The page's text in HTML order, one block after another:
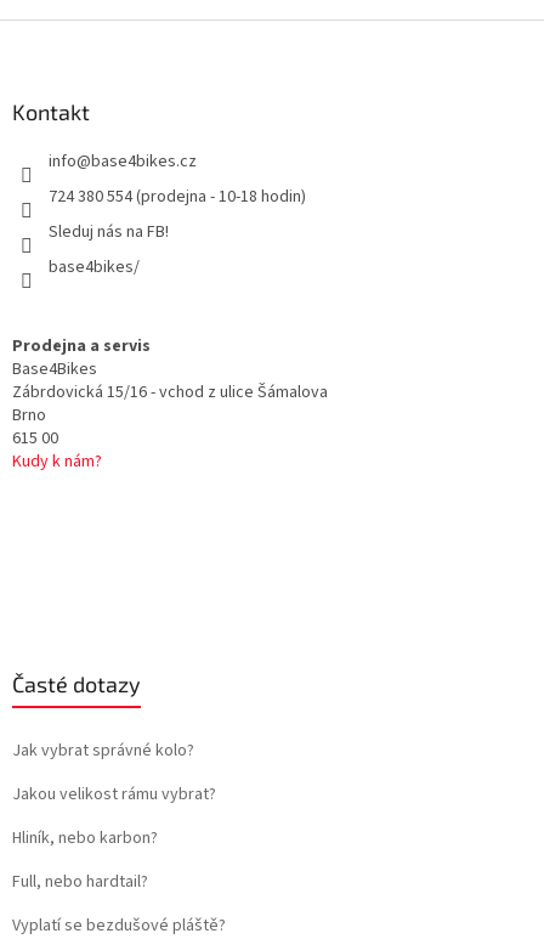
Kontakt
info@base4bikes.cz
724 380 554 (prodejna - 10-18 hodin)
Sleduj nás na FB!
base4bikes/
Prodejna a servis
Base4Bikes
Zábrdovická 15/16 - vchod z ulice Šámalova
Brno
615 00
Kudy k nám?
Časté dotazy
Jak vybrat správné kolo?
Jakou velikost rámu vybrat?
Hliník, nebo karbon?
Full, nebo hardtail?
Vyplatí se bezdušové pláště?